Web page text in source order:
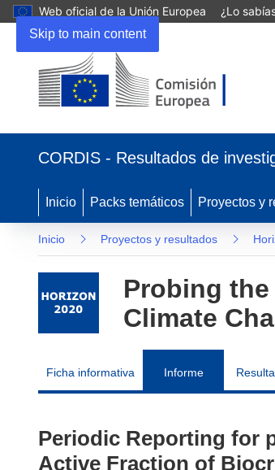
Skip to main content
Web oficial de la Unión Europea ¿Lo
en
nueva
ventana)
CORDIS - Resultados de
Inicio Packs temáticos Proyectos y
Inicio Proyectos y resultados
Probing
Climate
Ficha informativa Informe
Periodic Reporting for
Active Fraction of